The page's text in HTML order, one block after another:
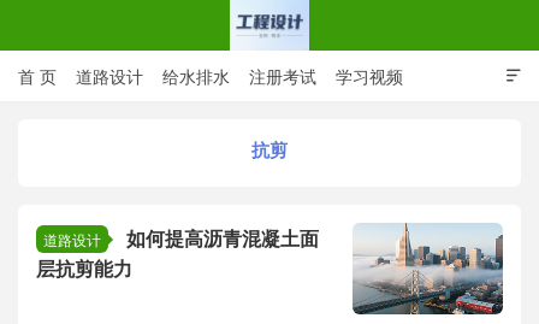

首 页 道路设计 给水排水 注册考试 学习视频
抗剪
道路设计
如何提高沥青混凝土面
层抗剪能力